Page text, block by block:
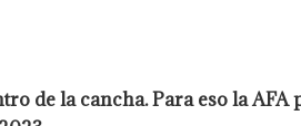
de la cancha. Para eso la AFA